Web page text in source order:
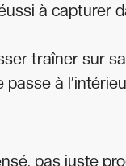
à capturer
traîner sur
à
pas juste